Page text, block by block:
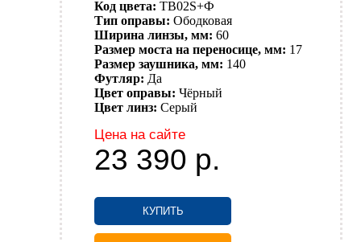
Код цвета: TB02S+Ф
Тип оправы: Ободковая
Ширина линзы, мм: 60
Размер моста на переносице, мм: 17
Размер заушника, мм: 140
Футляр: Да
Цвет оправы: Чёрный
Цвет линз: Серый
Цена на сайте
23 390 р.
КУПИТЬ